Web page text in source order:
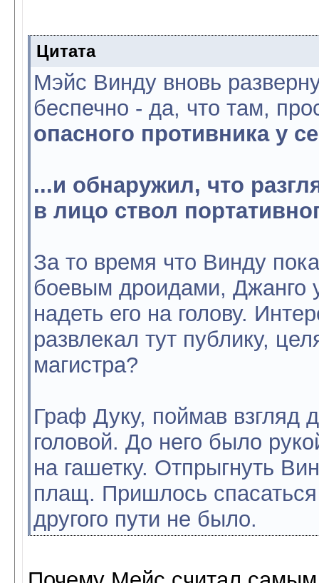
Цитата
Мэйс Винду вновь
беспечно - да, что там,
опасного противника у
...и обнаружил, что
в лицо ствол
За то время что Винду
боевым дроидами, Джанго
надеть его на голову.
развлекал тут публику,
магистра?
Граф Дуку, поймав взгляд
головой. До него было
на гашетку. Отпрыгнуть
плащ. Пришлось
другого пути не было.